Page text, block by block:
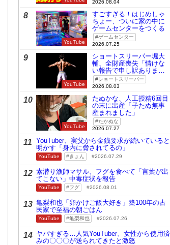
2026.08.04
8
YouTube
すごすぎる！はじめしゃ
ちょー、ついに家の中に
ゲームセンターをつくる
ゲームセンター
2026.07.25
9
YouTube
ショートスリーパー堀大
輔、全財産喪失「情けな
い報告で申し訳ありませ
ん」ショートスリーパー
2026.08.03
10
YouTube
たぬかな、人工授精6回目
の末に出産「子たぬ無事
産まれました」
たかぬな
2026.07.27
11
YouTuber、実父から金銭要求が続いていると
明かす「身内に脅されてるの」
YouTube きょん 2026.07.29
12 素潜り漁師マサル、フグを食べて「言葉が出
てこない」中毒症状を報告
YouTube フグ 2026.08.01
13 亀梨和也「卵かけご飯大好き」築100年の古
民家で至福の朝ごはん
YouTube 亀梨和也 2026.07.26
14 ヤバすぎる…人気YouTuber、女性から使用済
みの〇〇〇が送られてきたと激怒